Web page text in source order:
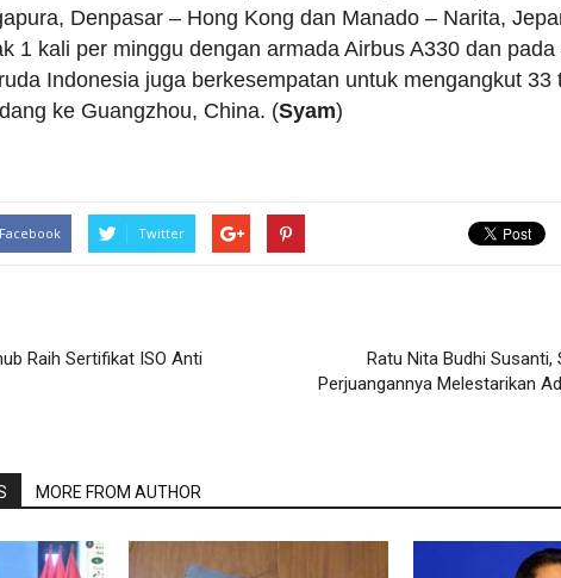
Denpasar – Hong Kong dan Manado – Narita,
1 kali per minggu dengan armada Airbus A330 dan pada
Indonesia juga berkesempatan untuk mengangkut 33
ke Guangzhou, China. (Syam)
Facebook Twitter
Raih Sertifikat ISO Anti
Ratu Nita Budhi Susanti,
Perjuangannya Melestarikan
MORE FROM AUTHOR